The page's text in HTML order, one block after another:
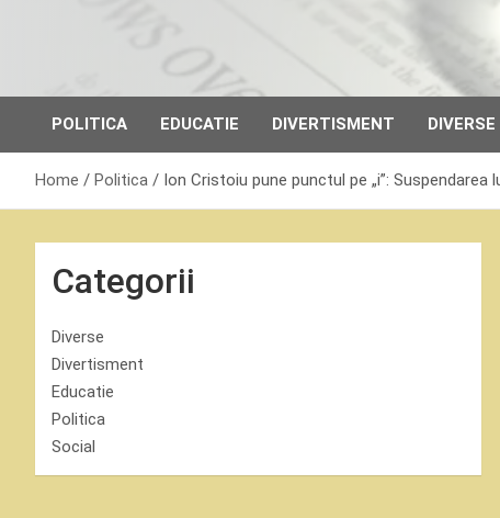
POLITICA EDUCATIE DIVERTISMENT DIVERSE
Home Politica Ion Cristoiu pune punctul pe „i”: Suspendarea
Categorii
Diverse
Divertisment
Educatie
Politica
Social